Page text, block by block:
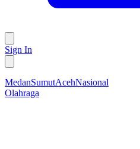
Sign In
MedanSumutAcehNasional
Olahraga